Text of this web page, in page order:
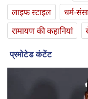
लाइफ स्‍टाइल
धर्म-
रामायण की कहानियां